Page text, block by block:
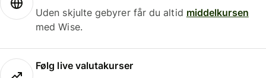
Uden skjulte gebyrer får du altid middelkursen
med Wise.
Følg live valutakurser